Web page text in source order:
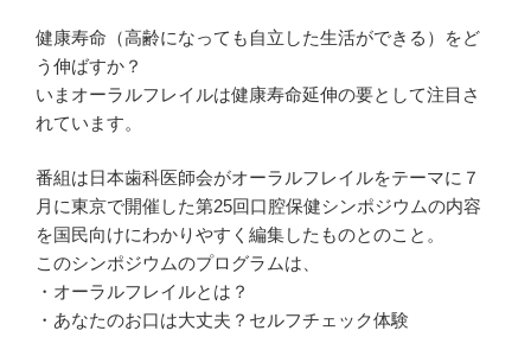
健康寿命（高齢になっても自立した生活ができる）をど
う伸ばすか？
いまオーラルフレイルは健康寿命延伸の要として注目さ
れています。
番組は日本歯科医師会がオーラルフレイルをテーマに７
月に東京で開催した第25回口腔保健シンポジウムの内容
を国民向けにわかりやすく編集したものとのこと。
このシンポジウムのプログラムは、
・オーラルフレイルとは？
・あなたのお口は大丈夫？セルフチェック体験